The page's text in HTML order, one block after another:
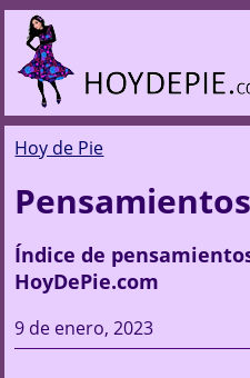
Hoy de Pie
Índice de
HoyDePie.com
9 de enero, 2023